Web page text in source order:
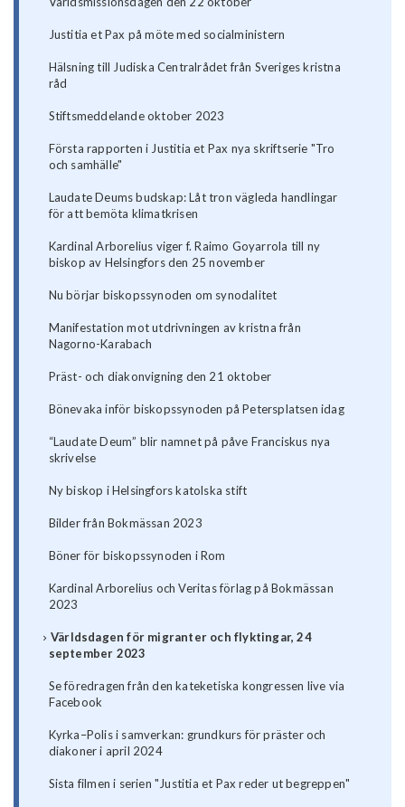
Justitia et Pax på möte med socialministern
Hälsning till Judiska Centralrådet från Sveriges kristna
råd
Stiftsmeddelande oktober 2023
Första rapporten i Justitia et Pax nya skriftserie "Tro
och samhälle"
Laudate Deums budskap: Låt tron vägleda handlingar
för att bemöta klimatkrisen
Kardinal Arborelius viger f. Raimo Goyarrola till ny
biskop av Helsingfors den 25 november
Nu börjar biskopssynoden om synodalitet
Manifestation mot utdrivningen av kristna från
Nagorno-Karabach
Präst- och diakonvigning den 21 oktober
Bönevaka inför biskopssynoden på Petersplatsen idag
“Laudate Deum” blir namnet på påve Franciskus nya
skrivelse
Ny biskop i Helsingfors katolska stift
Bilder från Bokmässan 2023
Böner för biskopssynoden i Rom
Kardinal Arborelius och Veritas förlag på Bokmässan
2023
Världsdagen för migranter och flyktingar, 24
september 2023
Se föredragen från den kateketiska kongressen live via
Facebook
Kyrka–Polis i samverkan: grundkurs för präster och
diakoner i april 2024
Sista filmen i serien "Justitia et Pax reder ut begreppen"